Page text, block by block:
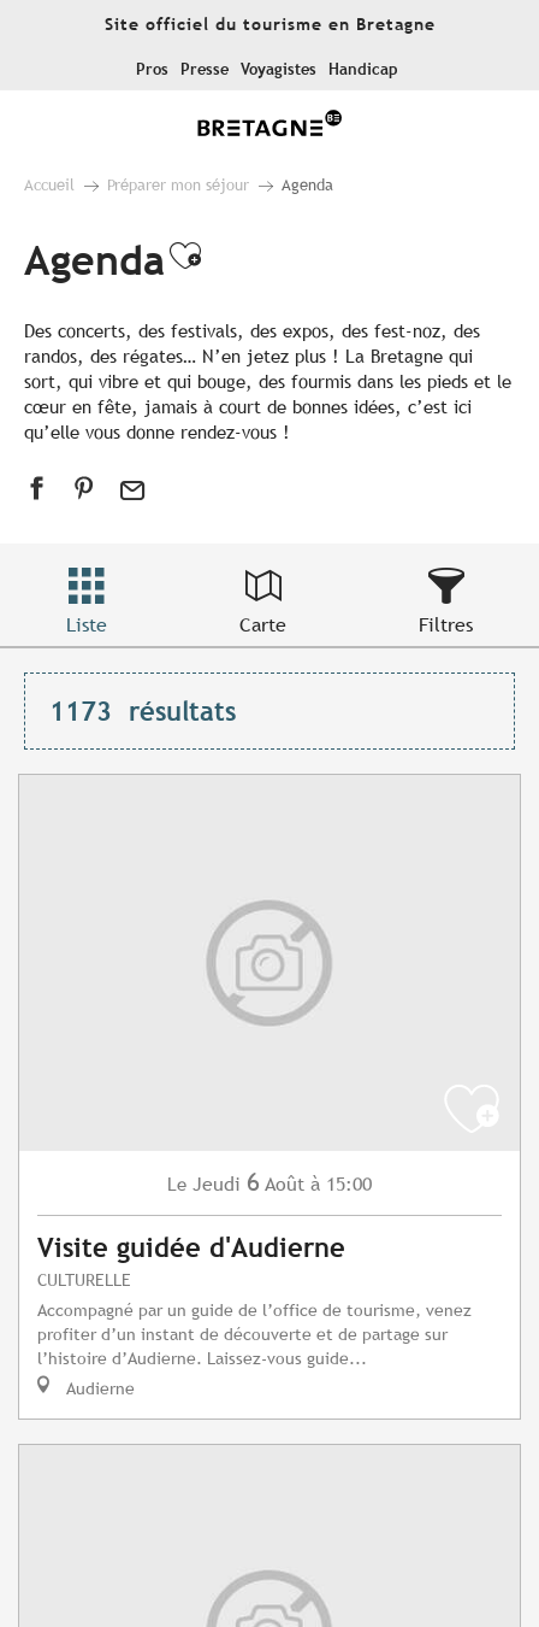
Site officiel du tourisme en Bretagne
Pros Presse Voyagistes Handicap
Accueil Préparer mon séjour Agenda
AgendaAjouter aux favoris
Des concerts, des festivals, des expos, des fest-noz, des
randos, des régates… N’en jetez plus ! La Bretagne qui
sort, qui vibre et qui bouge, des fourmis dans les pieds et le
cœur en fête, jamais à court de bonnes idées, c’est ici
qu’elle vous donne rendez-vous !
Liste Carte Filtres
1173 résultats
Le Jeudi 6 Août à 15:00
Visite guidée d'Audierne
CULTURELLE
Accompagné par un guide de l’office de tourisme, venez
profiter d’un instant de découverte et de partage sur
l’histoire d’Audierne. Laissez-vous guide...
Audierne